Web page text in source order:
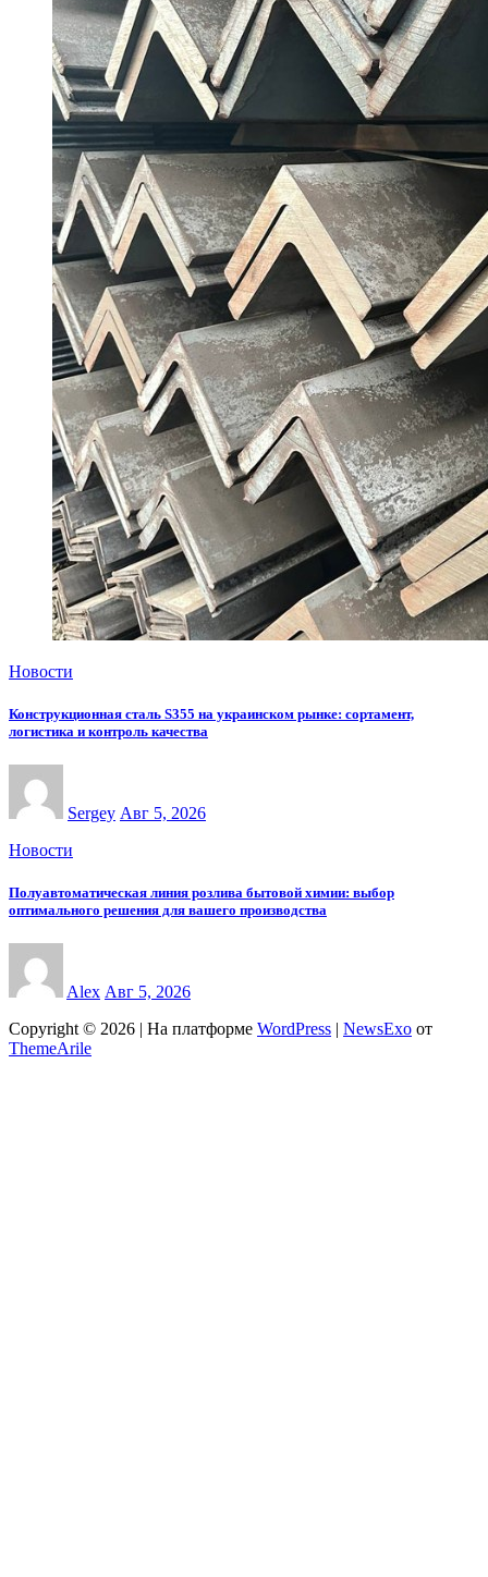
Новости
Конструкционная сталь S355 на украинском рынке: сортамент,
логистика и контроль качества
Sergey Авг 5, 2026
Новости
Полуавтоматическая линия розлива бытовой химии: выбор
оптимального решения для вашего производства
Alex Авг 5, 2026
Copyright © 2026 | На платформе WordPress NewsExo от
ThemeArile